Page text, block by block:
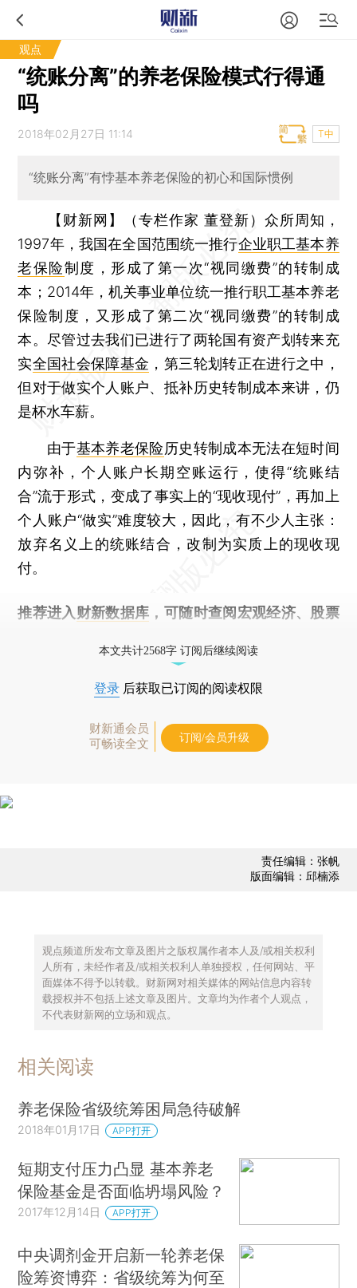
观点
“统账分离”的养老保险模式行得通
吗
2018年02月27日 11:14 T中
“统账分离”有悖基本养老保险的初心和国际惯例
【财新网】（专栏作家 董登新） 众所周知，
1997年，我国在全国范围统一推行企业职工基本养
老保险制度，形成了第一次“视同缴费”的转制成
本；2014年，机关事业单位统一推行职工基本养老
保险制度，又形成了第二次“视同缴费”的转制成
本。尽管过去我们已进行了两轮国有资产划转来充
实全国社会保障基金 ，第三轮划转正在进行之中，
但对于做实个人账户、抵补历史转制成本来讲，仍
是杯水车薪。
由于基本养老保险历史转制成本无法在短时间
内弥补，个人账户长期空账运行，使得“统账结
合”流于形式，变成了事实上的“现收现付”，再加上
个人账户“做实”难度较大，因此，有不少人主张：
放弃名义上的统账结合，改制为实质上的现收现
付。
推荐进入 财新数据库 ，可随时查阅宏观经济、股票
本文共计2568字 订阅后继续阅读
登录 后获取已订阅的阅读权限
财新通会员
可畅读全文
订阅/会员升级
责任编辑：张帆
版面编辑：邱楠添
观点频道所发布文章及图片之版权属作者本人及/或相关权利
人所有，未经作者及/或相关权利人单独授权，任何网站、平
面媒体不得予以转载。财新网对相关媒体的网站信息内容转
载授权并不包括上述文章及图片。文章均为作者个人观点，
不代表财新网的立场和观点。
相关阅读
养老保险省级统筹困局急待破解
2018年01月17日 APP打开
短期支付压力凸显 基本养老
保险基金是否面临坍塌风险？
2017年12月14日 APP打开
中央调剂金开启新一轮养老保
险筹资博弈：省级统筹为何至